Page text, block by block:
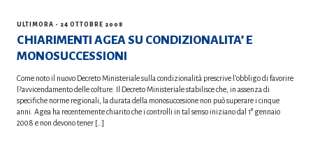
ULTIMORA - 24 OTTOBRE 2008
CHIARIMENTI AGEA SU CONDIZIONALITA’ E
MONOSUCCESSIONI
Come noto il nuovo Decreto Ministeriale sulla condizionalità prescrive l’obbligo di favorire
l?avvicendamento delle colture. Il Decreto Ministeriale stabilisce che, in assenza di
specifiche norme regionali, la durata della monosuccesione non può superare i cinque
anni. Agea ha recentemente chiarito che i controlli in tal senso iniziano dal 1° gennaio
2008 e non devono tener […]